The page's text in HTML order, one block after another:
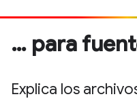
… para
Explica los